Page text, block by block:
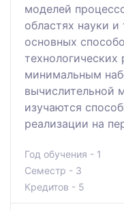
моделей
областях науки
основных
минимальным
вычислительной
изучаются
реализации на
Год обучения - 1
Семестр - 3
Кредитов - 5